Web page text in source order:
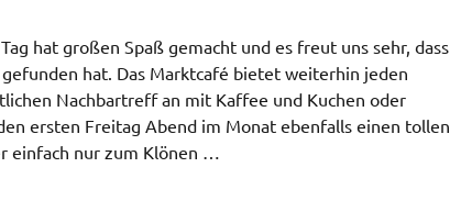
hat großen Spaß gemacht und es freut uns sehr, dass
hat. Das Marktcafé bietet weiterhin jeden
Nachbartreff an mit Kaffee und Kuchen oder
ersten Freitag Abend im Monat ebenfalls einen tollen
einfach nur zum Klönen …